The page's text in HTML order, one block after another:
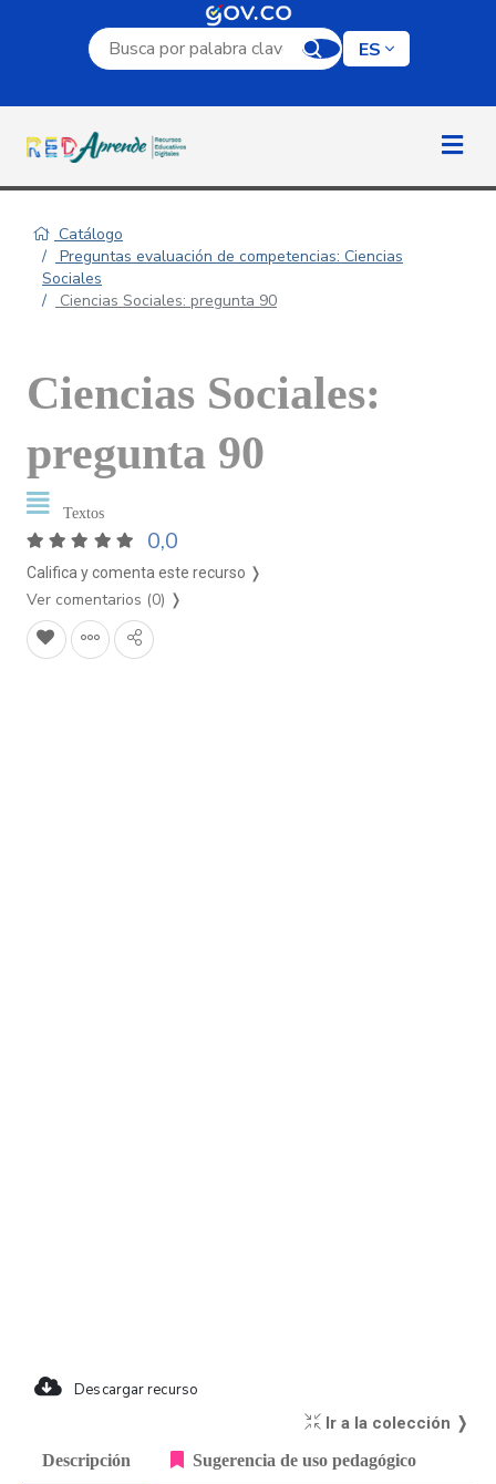
Campo de búsqueda por palabra clave
ES
Catálogo
Preguntas evaluación de competencias: Ciencias
Sociales
Ciencias Sociales: pregunta 90
Ciencias Sociales:
pregunta 90
Textos
0,0
Califica y comenta este recurso ❭
Ver comentarios (0) ❭
Descargar recurso
Ir a la colección ❭
Descripción Sugerencia de uso pedagógico